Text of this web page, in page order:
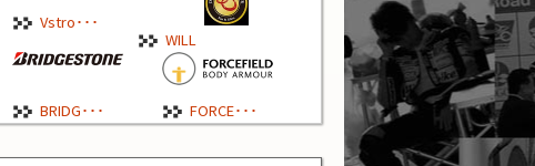
Vstro･･･
WILL
BRIDG･･･ FORCE･･･